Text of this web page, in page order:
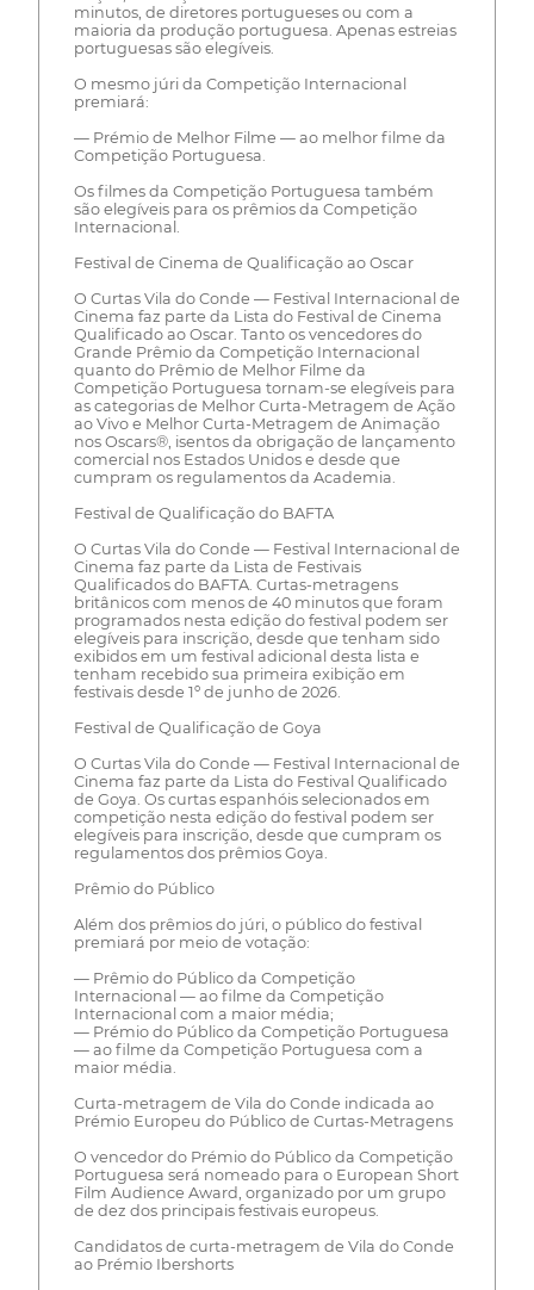
minutos, de diretores portugueses ou com a
maioria da produção portuguesa. Apenas estreias
portuguesas são elegíveis.
O mesmo júri da Competição Internacional
premiará:
— Prémio de Melhor Filme — ao melhor filme da
Competição Portuguesa.
Os filmes da Competição Portuguesa também
são elegíveis para os prêmios da Competição
Internacional.
Festival de Cinema de Qualificação ao Oscar
O Curtas Vila do Conde — Festival Internacional de
Cinema faz parte da Lista do Festival de Cinema
Qualificado ao Oscar. Tanto os vencedores do
Grande Prêmio da Competição Internacional
quanto do Prêmio de Melhor Filme da
Competição Portuguesa tornam-se elegíveis para
as categorias de Melhor Curta-Metragem de Ação
ao Vivo e Melhor Curta-Metragem de Animação
nos Oscars®, isentos da obrigação de lançamento
comercial nos Estados Unidos e desde que
cumpram os regulamentos da Academia.
Festival de Qualificação do BAFTA
O Curtas Vila do Conde — Festival Internacional de
Cinema faz parte da Lista de Festivais
Qualificados do BAFTA. Curtas-metragens
britânicos com menos de 40 minutos que foram
programados nesta edição do festival podem ser
elegíveis para inscrição, desde que tenham sido
exibidos em um festival adicional desta lista e
tenham recebido sua primeira exibição em
festivais desde 1º de junho de 2026.
Festival de Qualificação de Goya
O Curtas Vila do Conde — Festival Internacional de
Cinema faz parte da Lista do Festival Qualificado
de Goya. Os curtas espanhóis selecionados em
competição nesta edição do festival podem ser
elegíveis para inscrição, desde que cumpram os
regulamentos dos prêmios Goya.
Prêmio do Público
Além dos prêmios do júri, o público do festival
premiará por meio de votação:
— Prêmio do Público da Competição
Internacional — ao filme da Competição
Internacional com a maior média;
— Prémio do Público da Competição Portuguesa
— ao filme da Competição Portuguesa com a
maior média.
Curta-metragem de Vila do Conde indicada ao
Prémio Europeu do Público de Curtas-Metragens
O vencedor do Prémio do Público da Competição
Portuguesa será nomeado para o European Short
Film Audience Award, organizado por um grupo
de dez dos principais festivais europeus.
Candidatos de curta-metragem de Vila do Conde
ao Prémio Ibershorts